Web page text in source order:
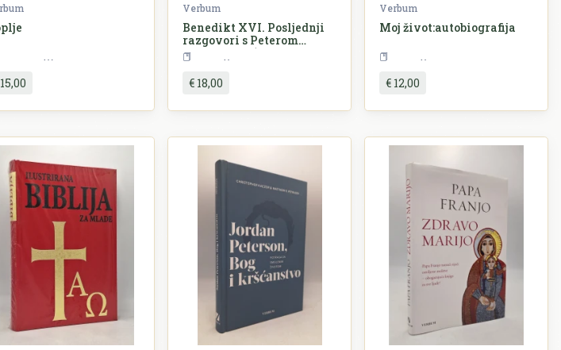
Verbum
Benedikt XVI. Posljednji
razgovori s Peterom
Seewaldom (drugo
izdanje)
€ 18,00
Verbum
Moj život:autobiografija
€ 12,00